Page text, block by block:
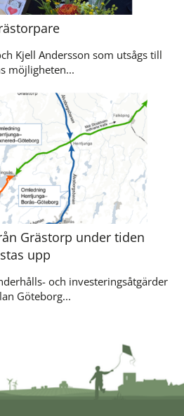
Kjell Andersson som utsågs till
möjligheten...
Grästorp under tiden
upp
och investeringsåtgärder
Göteborg...